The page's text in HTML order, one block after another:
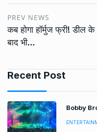
PREV NEWS
कब होगा हॉर्मुज फ्री! डील के
बाद भी…
Recent Post
Bobby